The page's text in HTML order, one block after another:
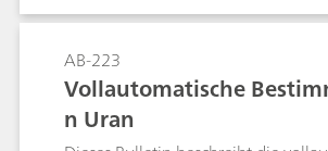
ASTM D4928, EN IEC 60814, EN
10337, DIN 51777 und GB/T
Trockenschrankmethode wird nach
D6304, EN IEC 60814 und DIN
beschrieben.
AB-223
Vollautomatische
n Uran